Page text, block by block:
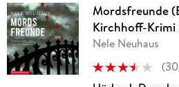
Mordsfreunde
Kirchhoff-Krimi
Nele Neuhaus
(30